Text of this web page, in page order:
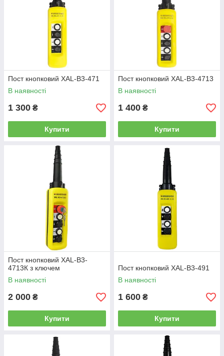
Пост кнопковий XAL-B3-471
В наявності
1 300 ₴
Купити
Пост кнопковий XAL-B3-4713
В наявності
1 400 ₴
Купити
Пост кнопковий XAL-B3-
4713К з ключем
В наявності
2 000 ₴
Купити
Пост кнопковий XAL-B3-491
В наявності
1 600 ₴
Купити